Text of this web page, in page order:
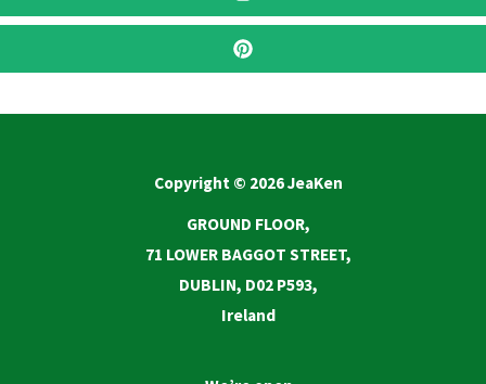
Copyright © 2026 JeaKen
GROUND FLOOR,
71 LOWER BAGGOT STREET,
DUBLIN, D02 P593,
Ireland